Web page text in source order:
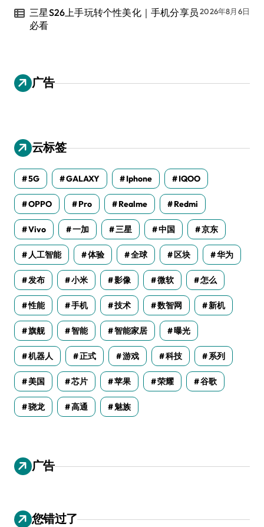
三星S26上手玩转个性美化｜手机分享员
必看
2026年8月6日
广告
云标签
5G GALAXY Iphone IQOO
OPPO Pro Realme Redmi
Vivo 一加 三星 中国 京东
人工智能 体验 全球 区块 华为
发布 小米 影像 微软 怎么
性能 手机 技术 数智网 新机
旗舰 智能 智能家居 曝光
机器人 正式 游戏 科技 系列
美国 芯片 苹果 荣耀 谷歌
骁龙 高通 魅族
广告
您错过了